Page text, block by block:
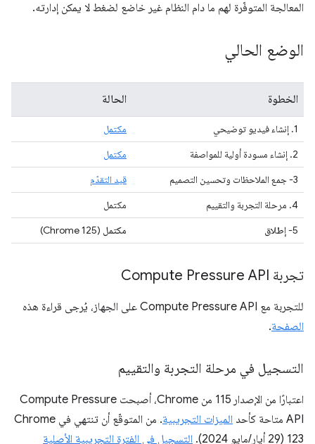
المعالجة المتوفّرة لهم ما دام النظام غير خاضع لضغط لا يمكن إدارته.
الوضع الحالي
الخطوة الحالة
1. إنشاء فيديو توضيحي
مكتمل
2. إنشاء مسودة أولية للمواصفة
مكتمل
3- جمع الملاحظات وتحسين التصميم
قيد التقدّم
4. مرحلة التجربة والتقييم
مكتمل
5- إطلاق مكتمل (Chrome 125)
تجربة Compute Pressure API
للتجربة مع Compute Pressure API على الجهاز، يُرجى قراءة هذه
الصفحة.
التسجيل في مرحلة التجربة والتقييم
اعتبارًا من الإصدار 115 من Chrome، أصبحت Compute Pressure
API متاحة كأحد
الميزات التجريبية
. من المتوقّع أن تنتهي في Chrome
123 (29 أيار/مايو 2024).
التسجيل في الفترة التجريبية الأصلية